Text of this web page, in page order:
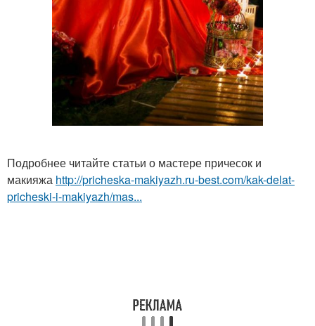
Подробнее читайте статьи о мастере причесок и
макияжа http://pricheska-makiyazh.ru-best.com/kak-delat-
pricheski-i-makiyazh/mas...